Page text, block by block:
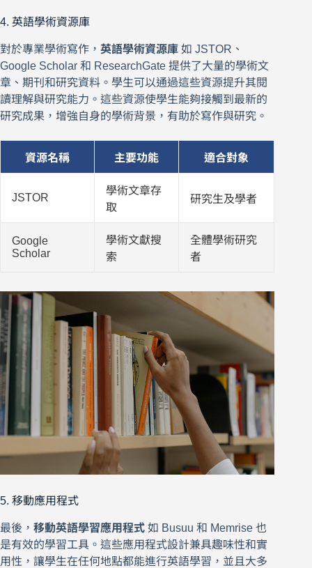
4. 英語學術資源庫
對於專業學術寫作， 英語學術資源庫 如 JSTOR、
Google Scholar 和 ResearchGate 提供了大量的學術文
章、期刊和研究資料。學生可以通過這些資源提升其閱
讀理解與研究能力。這些資源使學生能夠接觸到最新的
研究成果，增強自身的學術背景，有助於寫作與研究。
資源名稱 主要功能 適合對象
JSTOR
學術文章存
取
研究生及學者
Google
Scholar
學術文獻搜
索
全體學術研究
者
5. 移動應用程式
最後， 移動英語學習應用程式 如 Busuu 和 Memrise 也
是有效的學習工具。這些應用程式設計兼具趣味性和實
用性，讓學生在任何地點都能進行英語學習，並且大多